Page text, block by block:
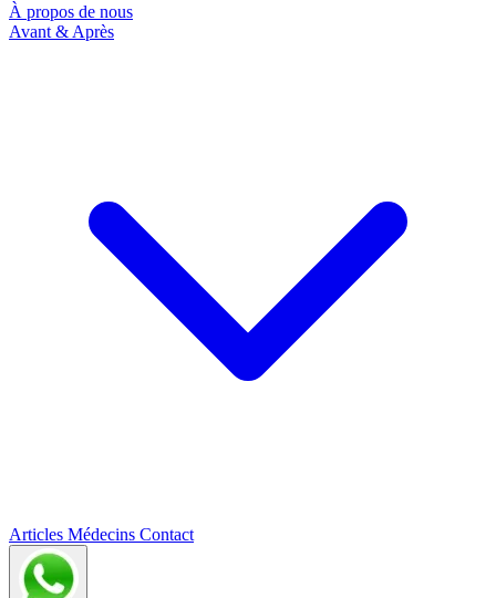
À propos de nous
Avant & Après
Articles Médecins Contact